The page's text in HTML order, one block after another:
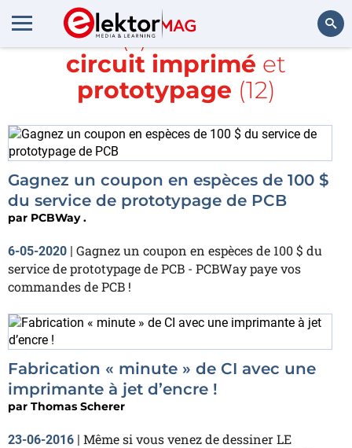
Article(s) avec la balise
circuit imprimé et
prototypage (12)
Gagnez un coupon en espèces de 100 $
du service de prototypage de PCB
par PCBWay .
6-05-2020 | Gagnez un coupon en espèces de 100 $ du
service de prototypage de PCB - PCBWay paye vos
commandes de PCB !
Fabrication « minute » de CI avec une
imprimante à jet d’encre !
par Thomas Scherer
23-06-2016 | Même si vous venez de dessiner LE